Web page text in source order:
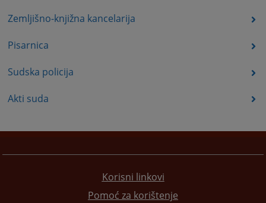
Zemljišno-knjižna kancelarija
Pisarnica
Sudska policija
Akti suda
Korisni linkovi
Pomoć za korištenje